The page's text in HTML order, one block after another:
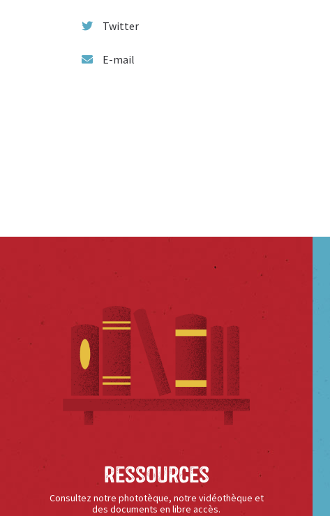
Twitter
E-mail
Ressources
Consultez notre phototèque, notre vidéothèque et
des documents en libre accès.